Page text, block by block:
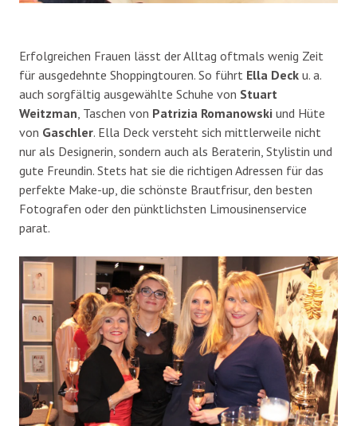
Erfolgreichen Frauen lässt der Alltag oftmals wenig Zeit
für ausgedehnte Shoppingtouren. So führt Ella Deck u. a.
auch sorgfältig ausgewählte Schuhe von Stuart
Weitzman, Taschen von Patrizia Romanowski und Hüte
von Gaschler. Ella Deck versteht sich mittlerweile nicht
nur als Designerin, sondern auch als Beraterin, Stylistin und
gute Freundin. Stets hat sie die richtigen Adressen für das
perfekte Make-up, die schönste Brautfrisur, den besten
Fotografen oder den pünktlichsten Limousinenservice
parat.